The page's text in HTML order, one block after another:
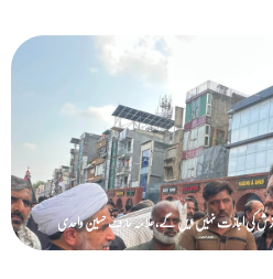
کی اجازت نہیں دیں گے، علامہ عارف حسین واحدی